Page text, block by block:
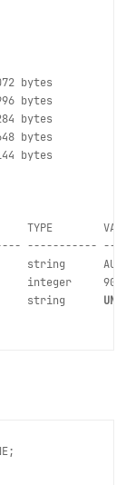
bytes
bytes
bytes
bytes
bytes
VALUE
-----------
string      AUTO
integer     900
string